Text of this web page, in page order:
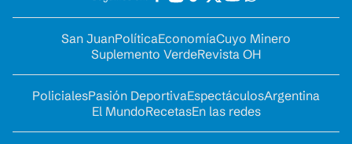
San JuanPolíticaEconomíaCuyo Minero
Suplemento VerdeRevista OH
PolicialesPasión DeportivaEspectáculosArgentina
El MundoRecetasEn las redes